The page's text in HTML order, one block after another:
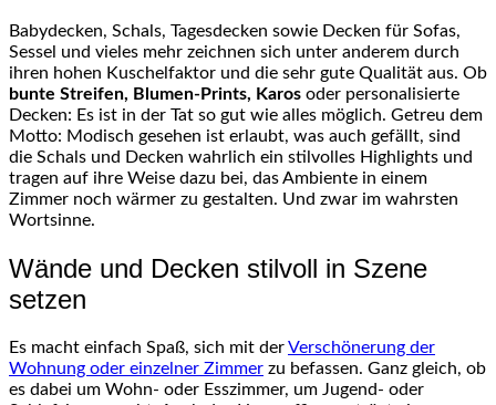
Babydecken, Schals, Tagesdecken sowie Decken für Sofas,
Sessel und vieles mehr zeichnen sich unter anderem durch
ihren hohen Kuschelfaktor und die sehr gute Qualität aus. Ob
bunte Streifen, Blumen-Prints, Karos oder personalisierte
Decken: Es ist in der Tat so gut wie alles möglich. Getreu dem
Motto: Modisch gesehen ist erlaubt, was auch gefällt, sind
die Schals und Decken wahrlich ein stilvolles Highlights und
tragen auf ihre Weise dazu bei, das Ambiente in einem
Zimmer noch wärmer zu gestalten. Und zwar im wahrsten
Wortsinne.
Wände und Decken stilvoll in Szene
setzen
Es macht einfach Spaß, sich mit derVerschönerung der
Wohnung oder einzelner Zimmer zu befassen. Ganz gleich, ob
es dabei um Wohn- oder Esszimmer, um Jugend- oder